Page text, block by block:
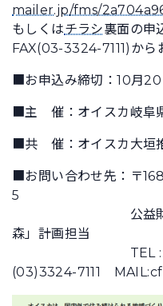
mailer.jp/fms/
もしくはチラシ裏面の申
FAX(03-3324-7111)から
■お申込み締切：10月20
■主 催：オイスカ岐阜
■共 催：オイスカ大垣
■お問い合わせ先：〒
5
公益財団法人
森」計画担当
TEL :
(03)3324-7111